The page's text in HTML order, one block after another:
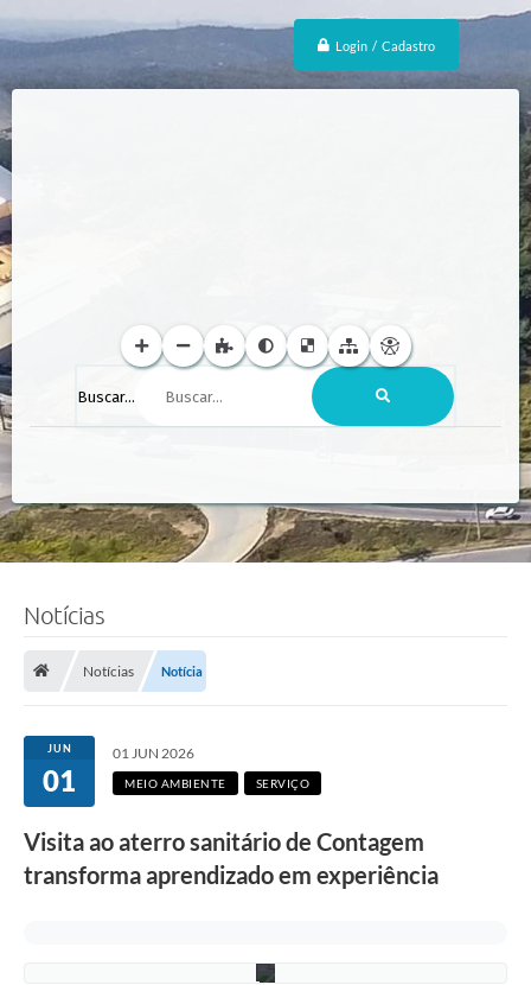
Login / Cadastro
Buscar...
Notícias
Notícias Notícia
JUN
01
01 JUN 2026
MEIO AMBIENTE SERVIÇO
Visita ao aterro sanitário de Contagem
transforma aprendizado em experiência
d
i
a